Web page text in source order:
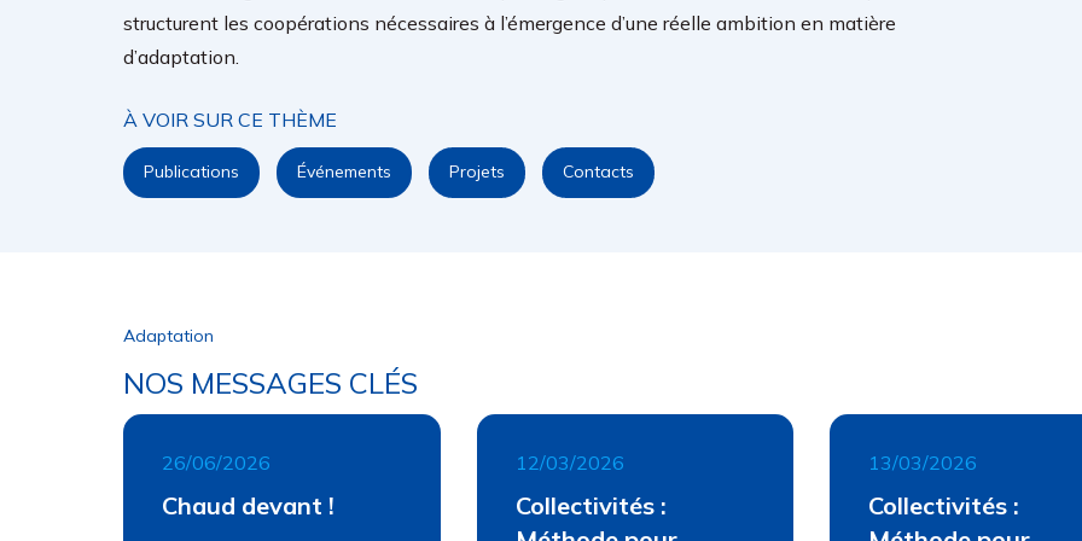
structurent les coopérations nécessaires à l’émergence d’une réelle ambition en matière
d’adaptation.
À VOIR SUR CE THÈME
Publications Événements Projets Contacts
Adaptation
NOS MESSAGES CLÉS
26/06/2026
Chaud devant !
12/03/2026
Collectivités :
13/03/2026
Collectivités :